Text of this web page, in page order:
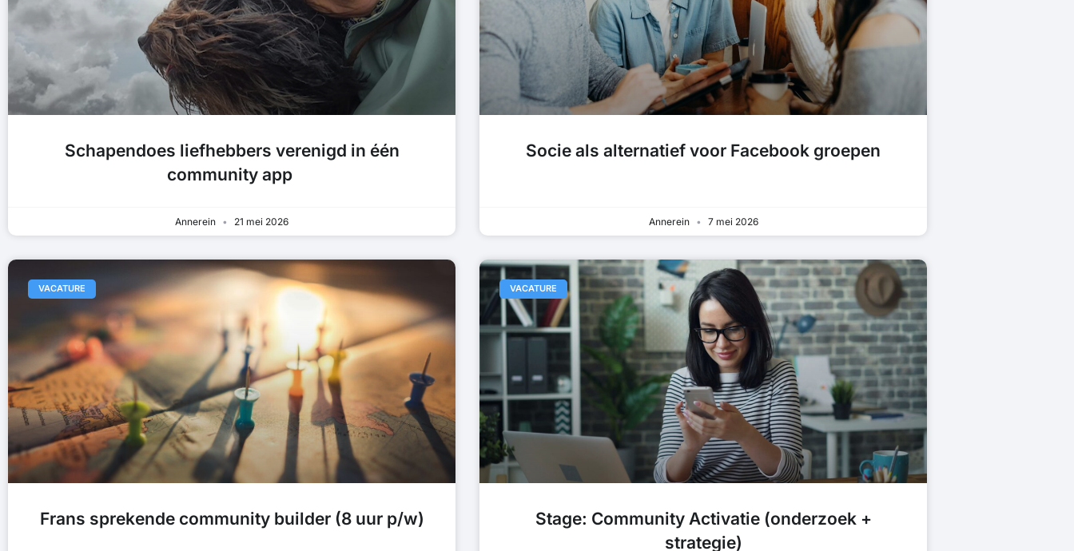
Schapendoes liefhebbers verenigd in één
community app
Annerein 21 mei 2026
Socie als alternatief voor Facebook groepen
Annerein 7 mei 2026
VACATURE
Frans sprekende community builder (8 uur p/w)
VACATURE
Stage: Community Activatie (onderzoek +
strategie)